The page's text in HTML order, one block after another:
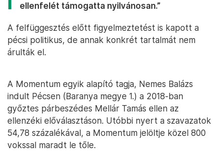
ellenfelét támogatta nyilvánosan.”
A felfüggesztés előtt figyelmeztetést is kapott a
pécsi politikus, de annak konkrét tartalmát nem
árulták el.
A Momentum egyik alapító tagja, Nemes Balázs
indult Pécsen (Baranya megye 1.) a 2018-ban
győztes párbeszédes Mellár Tamás ellen az
ellenzéki előválasztáson. Utóbbi nyert a szavazatok
54,78 százalékával, a Momentum jelöltje közel 800
vokssal maradt le tőle.